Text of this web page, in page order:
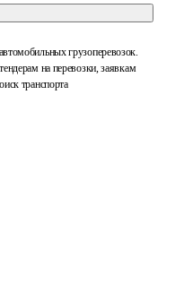
грузоперевозок.
на перевозки, заявкам
транспорта